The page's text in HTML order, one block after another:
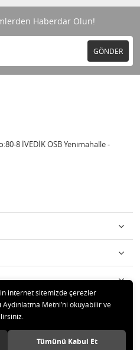
Haberdar Olun!
GÖNDER
8 İVEDİK OSB Yenimahalle -
ELEKTRONİK SAN TİC LTD ŞTİ
saklıdır.
internet sitemizde çerezler
Aydınlatma Metni’ni okuyabilir ve
Tümünü Kabul Et